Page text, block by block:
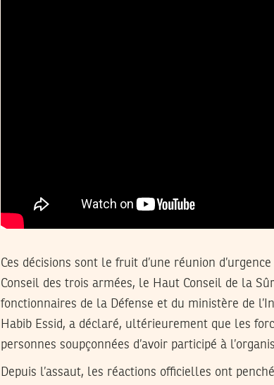
Ces décisions sont le fruit d’une réunion
Conseil des trois armées, le Haut Conseil de la
fonctionnaires de la Défense et du ministère de
Habib Essid, a déclaré, ultérieurement que les
personnes soupçonnées d’avoir participé à
Depuis l’assaut, les réactions officielles ont